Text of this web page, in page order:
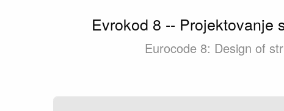
Evrokod 8 -- Projektovanje
Eurocode 8: Design of